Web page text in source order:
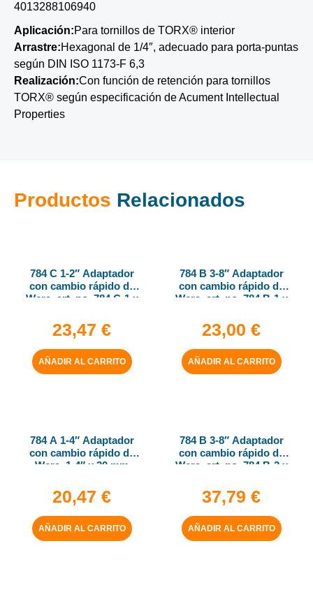
4013288106940
Aplicación:Para tornillos de TORX® interior
Arrastre:Hexagonal de 1/4″, adecuado para porta-puntas
según DIN ISO 1173-F 6,3
Realización:Con función de retención para tornillos
TORX® según especificación de Acument Intellectual
Properties
Productos Relacionados
784 C 1-2″ Adaptador
con cambio rápido de
Wera, art. no. 784 C-1 x
23,47 €
AÑADIR AL CARRITO
784 B 3-8″ Adaptador
con cambio rápido de
Wera, art. no. 784 B-1 x
23,00 €
AÑADIR AL CARRITO
784 A 1-4″ Adaptador
con cambio rápido de
Wera, 1-4″ x 30 mm
20,47 €
AÑADIR AL CARRITO
784 B 3-8″ Adaptador
con cambio rápido de
Wera, art. no. 784 B-2 x
37,79 €
AÑADIR AL CARRITO